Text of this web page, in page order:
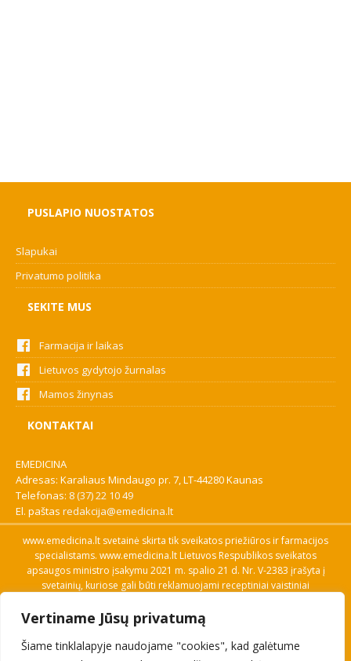
Vertiname Jūsų privatumą
Šiame tinklalapyje naudojame "cookies", kad galėtume
PUSLAPIO NUOSTATOS
Slapukai
Privatumo politika
SEKITE MUS
Farmacija ir laikas
Lietuvos gydytojo žurnalas
Mamos žinynas
KONTAKTAI
EMEDICINA
Adresas: Karaliaus Mindaugo pr. 7, LT-44280 Kaunas
Telefonas: 8 (37) 22 10 49
El. paštas redakcija@emedicina.lt
www.emedicina.lt svetainė skirta tik sveikatos priežiūros ir farmacijos
specialistams. www.emedicina.lt Lietuvos Respublikos sveikatos
apsaugos ministro įsakymu 2021 m. spalio 21 d. Nr. V-2383 įrašyta į
svetainių, kuriose gali būti reklamuojami receptiniai vaistiniai
savo profesinę kvalifikaciją. Naudingos nuorodos: Vaistų ir medicinos
pagalbos priemonių kainų paieška, VVKT tinklalapis, Sveikatos
priežiūros ar farmacijos specialisto pranešimo apie įtariamą